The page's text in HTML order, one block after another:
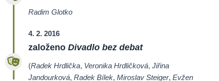
Radim Glotko
4. 2. 2016
založeno Divadlo bez debat
(Radek Hrdlička, Veronika Hrdličková, Jiřina
Jandourková, Radek Bílek, Miroslav Steiger, Evžen